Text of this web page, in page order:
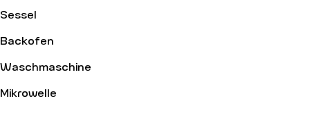
Sessel
Backofen
Waschmaschine
Mikrowelle